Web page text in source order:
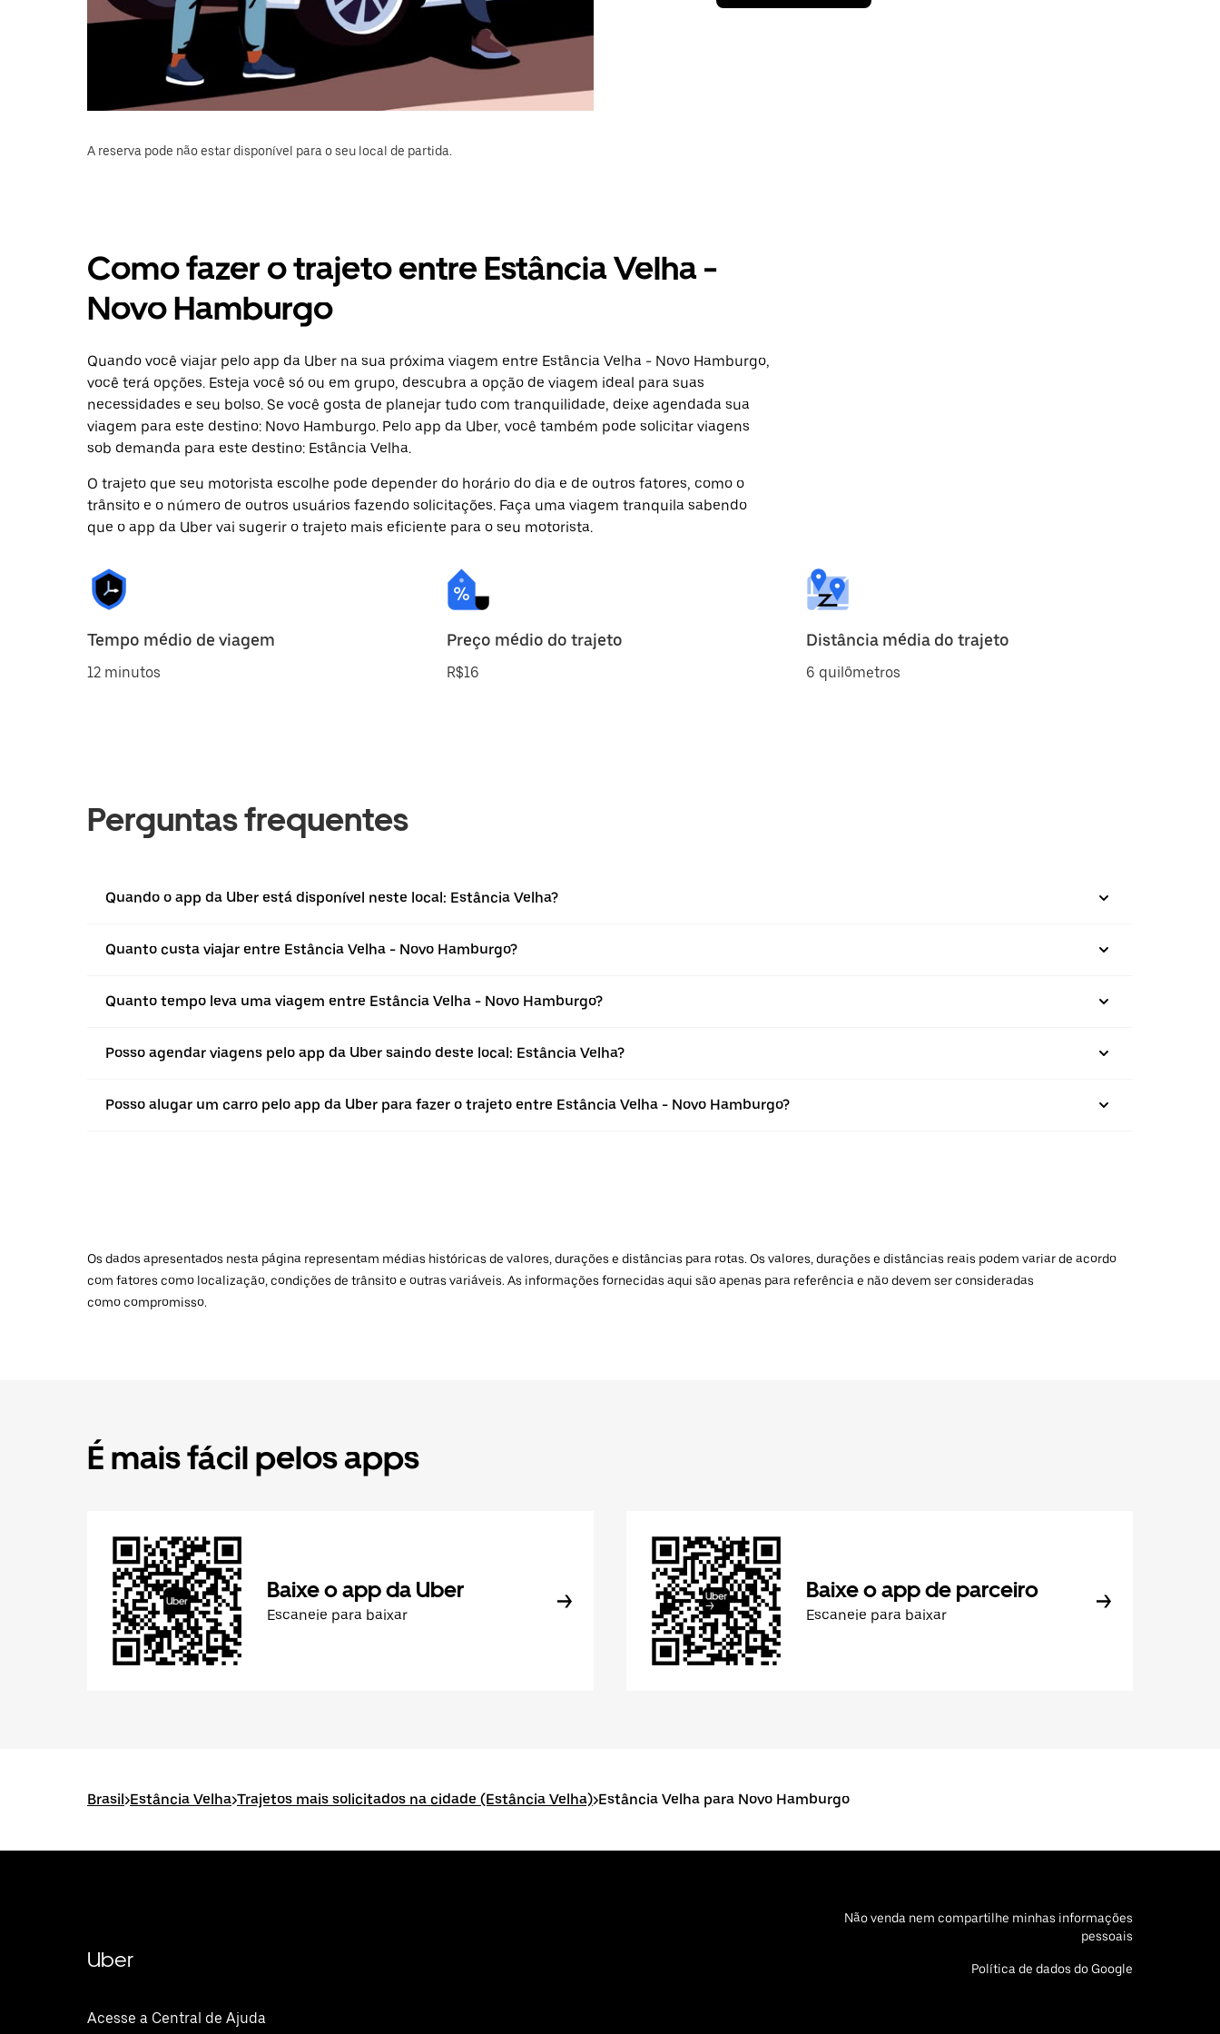
A reserva pode não estar disponível para o seu local de partida.
Como fazer o trajeto entre Estância Velha -
Novo Hamburgo
Quando você viajar pelo app da Uber na sua próxima viagem entre Estância Velha - Novo Hamburgo,
você terá opções. Esteja você só ou em grupo, descubra a opção de viagem ideal para suas
necessidades e seu bolso. Se você gosta de planejar tudo com tranquilidade, deixe agendada sua
viagem para este destino: Novo Hamburgo. Pelo app da Uber, você também pode solicitar viagens
sob demanda para este destino: Estância Velha.
O trajeto que seu motorista escolhe pode depender do horário do dia e de outros fatores, como o
trânsito e o número de outros usuários fazendo solicitações. Faça uma viagem tranquila sabendo
que o app da Uber vai sugerir o trajeto mais eficiente para o seu motorista.
Tempo médio de viagem
12 minutos
Preço médio do trajeto
R$16
Distância média do trajeto
6 quilômetros
Perguntas frequentes
Quando o app da Uber está disponível neste local: Estância Velha?
Quanto custa viajar entre Estância Velha - Novo Hamburgo?
Quanto tempo leva uma viagem entre Estância Velha - Novo Hamburgo?
Posso agendar viagens pelo app da Uber saindo deste local: Estância Velha?
Posso alugar um carro pelo app da Uber para fazer o trajeto entre Estância Velha - Novo Hamburgo?
Os dados apresentados nesta página representam médias históricas de valores, durações e distâncias para rotas. Os valores, durações e distâncias reais podem variar de acordo
com fatores como localização, condições de trânsito e outras variáveis. As informações fornecidas aqui são apenas para referência e não devem ser consideradas
como compromisso.
É mais fácil pelos apps
Baixe o app da Uber
Escaneie para baixar
Baixe o app de parceiro
Escaneie para baixar
Brasil>Estância Velha>Trajetos mais solicitados na cidade (Estância Velha)>Estância Velha para Novo Hamburgo
Uber
Acesse a Central de Ajuda
Não venda nem compartilhe minhas informações
pessoais
Política de dados do Google